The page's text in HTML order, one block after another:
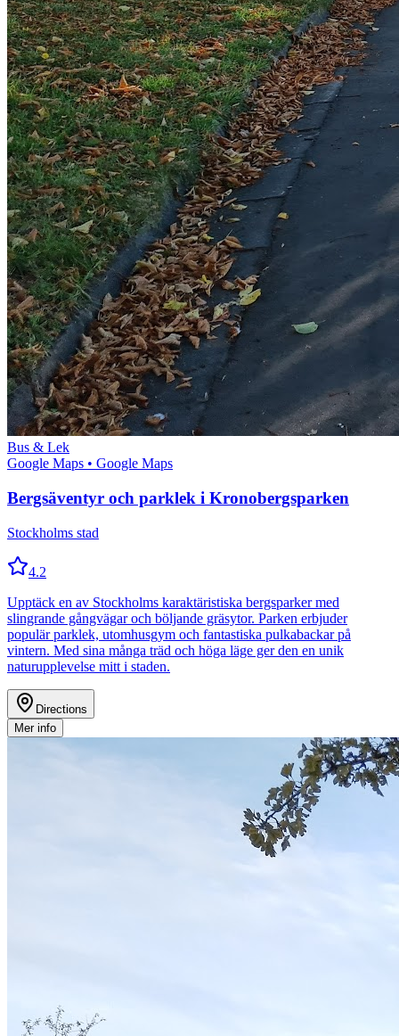
Bus & Lek
Google Maps • Google Maps
Bergsäventyr och parklek i Kronobergsparken
Stockholms stad
4.2
Upptäck en av Stockholms karaktäristiska bergsparker med
slingrande gångvägar och böljande gräsytor. Parken erbjuder
populär parklek, utomhusgym och fantastiska pulkabackar på
vintern. Med sina många träd och höga läge ger den en unik
naturupplevelse mitt i staden.
Directions
Mer info